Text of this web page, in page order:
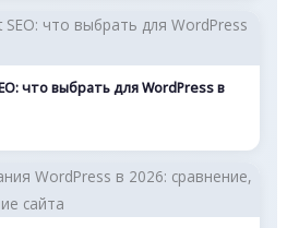
что выбрать для WordPress в